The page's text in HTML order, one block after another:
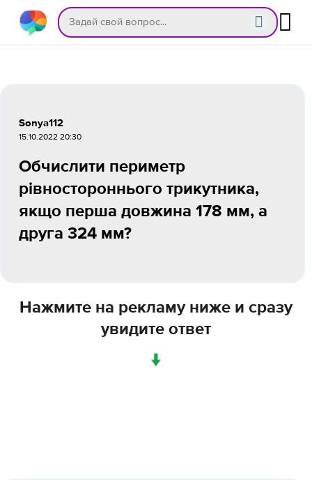
Sonya112
15.10.2022 20:30
Обчислити периметр
рівностороннього трикутника,
якщо перша довжина 178 мм, а
друга 324 мм?
Нажмите на рекламу ниже и сразу
увидите ответ
↓